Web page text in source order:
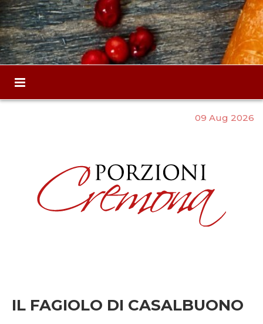
09 Aug 2026
IL FAGIOLO DI CASALBUONO